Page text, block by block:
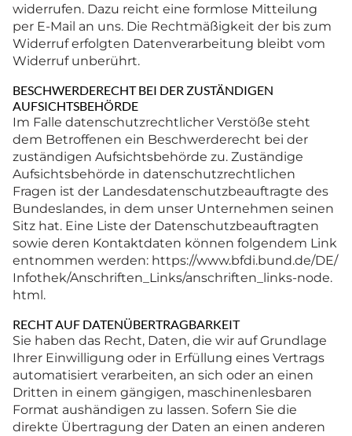
widerrufen. Dazu reicht eine formlose Mitteilung
per E-Mail an uns. Die Rechtmäßigkeit der bis zum
Widerruf erfolgten Datenverarbeitung bleibt vom
Widerruf unberührt.
BESCHWERDERECHT BEI DER ZUSTÄNDIGEN
AUFSICHTSBEHÖRDE
Im Falle datenschutzrechtlicher Verstöße steht
dem Betroffenen ein Beschwerderecht bei der
zuständigen Aufsichtsbehörde zu. Zuständige
Aufsichtsbehörde in datenschutzrechtlichen
Fragen ist der Landesdatenschutzbeauftragte des
Bundeslandes, in dem unser Unternehmen seinen
Sitz hat. Eine Liste der Datenschutzbeauftragten
sowie deren Kontaktdaten können folgendem Link
entnommen werden: https://www.bfdi.bund.de/DE/
Infothek/Anschriften_Links/anschriften_links-node.
html.
RECHT AUF DATENÜBERTRAGBARKEIT
Sie haben das Recht, Daten, die wir auf Grundlage
Ihrer Einwilligung oder in Erfüllung eines Vertrags
automatisiert verarbeiten, an sich oder an einen
Dritten in einem gängigen, maschinenlesbaren
Format aushändigen zu lassen. Sofern Sie die
direkte Übertragung der Daten an einen anderen